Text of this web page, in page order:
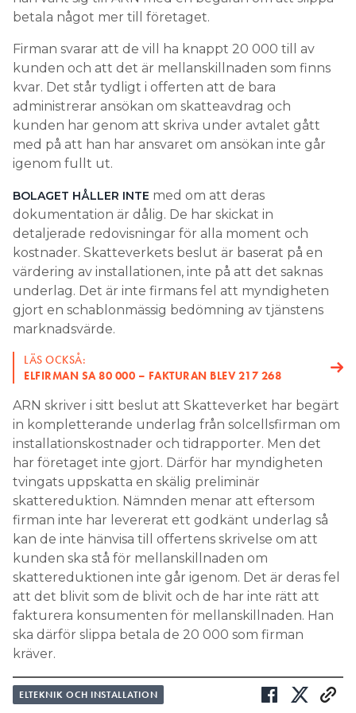
betala något mer till företaget.
Firman svarar att de vill ha knappt 20 000 till av
kunden och att det är mellanskillnaden som finns
kvar. Det står tydligt i offerten att de bara
administrerar ansökan om skatteavdrag och
kunden har genom att skriva under avtalet gått
med på att han har ansvaret om ansökan inte går
igenom fullt ut.
BOLAGET HÅLLER INTE med om att deras
dokumentation är dålig. De har skickat in
detaljerade redovisningar för alla moment och
kostnader. Skatteverkets beslut är baserat på en
värdering av installationen, inte på att det saknas
underlag. Det är inte firmans fel att myndigheten
gjort en schablonmässig bedömning av tjänstens
marknadsvärde.
LÄS OCKSÅ:
ELFIRMAN SA 80 000 – FAKTURAN BLEV 217 268
ARN skriver i sitt beslut att Skatteverket har begärt
in kompletterande underlag från solcellsfirman om
installationskostnader och tidrapporter. Men det
har företaget inte gjort. Därför har myndigheten
tvingats uppskatta en skälig preliminär
skattereduktion. Nämnden menar att eftersom
firman inte har levererat ett godkänt underlag så
kan de inte hänvisa till offertens skrivelse om att
kunden ska stå för mellanskillnaden om
skattereduktionen inte går igenom. Det är deras fel
att det blivit som de blivit och de har inte rätt att
fakturera konsumenten för mellanskillnaden. Han
ska därför slippa betala de 20 000 som firman
kräver.
ELTEKNIK OCH INSTALLATION